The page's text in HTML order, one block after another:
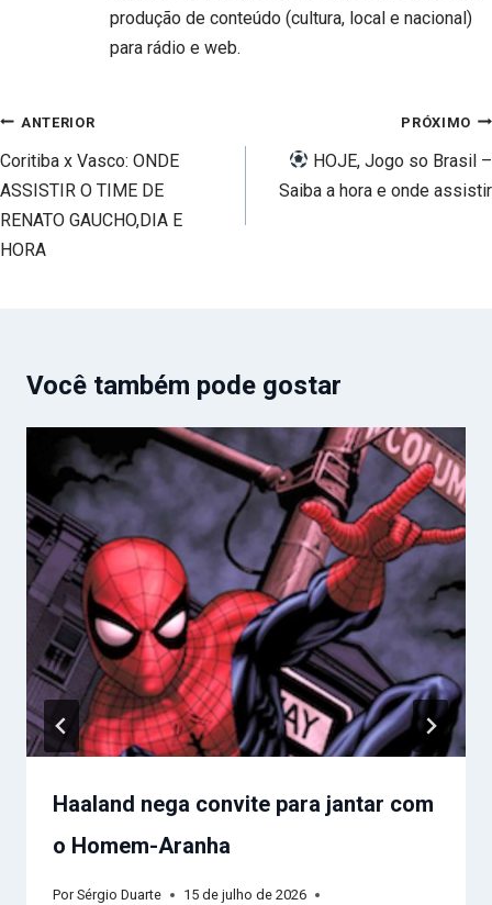
produção de conteúdo (cultura, local e nacional)
para rádio e web.
Navegação
de
Post
ANTERIOR
Coritiba x Vasco: ONDE
ASSISTIR O TIME DE
RENATO GAUCHO,DIA E
HORA
PRÓXIMO
HOJE, Jogo so Brasil –
Saiba a hora e onde assistir
Você também pode gostar
Haaland nega convite para jantar com
o Homem-Aranha
Por Sérgio Duarte
15 de julho de 2026